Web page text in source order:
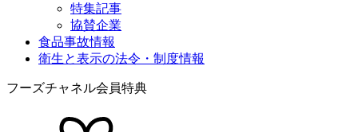
特集記事
協賛企業
食品事故情報
衛生と表示の法令・制度情報
フーズチャネル会員特典